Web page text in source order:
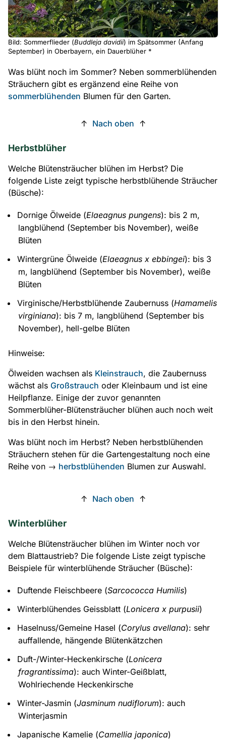
Bild: Sommerflieder (Buddleja davidii) im Spätsommer (Anfang
September) in Oberbayern, ein Dauerblüher *
Was blüht noch im Sommer? Neben sommerblühenden
Sträuchern gibt es ergänzend eine Reihe von
sommerblühenden Blumen für den Garten.
↑ Nach oben ↑
Herbstblüher
Welche Blütensträucher blühen im Herbst? Die
folgende Liste zeigt typische herbstblühende Sträucher
(Büsche):
Dornige Ölweide (Elaeagnus pungens): bis 2 m,
langblühend (September bis November), weiße
Blüten
Wintergrüne Ölweide (Elaeagnus x ebbingei): bis 3
m, langblühend (September bis November), weiße
Blüten
Virginische/Herbstblühende Zaubernuss (Hamamelis
virginiana): bis 7 m, langblühend (September bis
November), hell-gelbe Blüten
Hinweise:
Ölweiden wachsen als Kleinstrauch, die Zaubernuss
wächst als Großstrauch oder Kleinbaum und ist eine
Heilpflanze. Einige der zuvor genannten
Sommerblüher-Blütensträucher blühen auch noch weit
bis in den Herbst hinein.
Was blüht noch im Herbst? Neben herbstblühenden
Sträuchern stehen für die Gartengestaltung noch eine
Reihe von → herbstblühenden Blumen zur Auswahl.
↑ Nach oben ↑
Winterblüher
Welche Blütensträucher blühen im Winter noch vor
dem Blattaustrieb? Die folgende Liste zeigt typische
Beispiele für winterblühende Sträucher (Büsche):
Duftende Fleischbeere (Sarcococca Humilis)
Winterblühendes Geissblatt (Lonicera x purpusii)
Haselnuss/Gemeine Hasel (Corylus avellana): sehr
auffallende, hängende Blütenkätzchen
Duft-/Winter-Heckenkirsche (Lonicera
fragrantissima): auch Winter-Geißblatt,
Wohlriechende Heckenkirsche
Winter-Jasmin (Jasminum nudiflorum): auch
Winterjasmin
Japanische Kamelie (Camellia japonica)